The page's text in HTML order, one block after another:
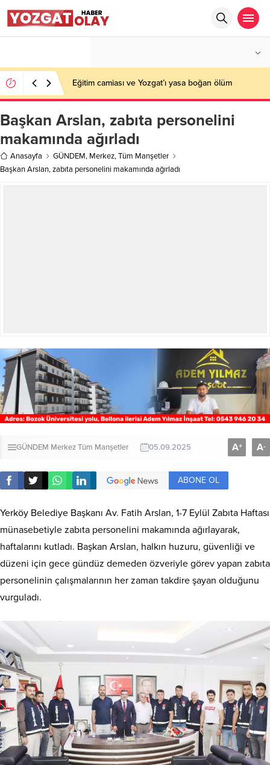
Eğitim camiası ve Yozgat’ı yasa boğan ölüm
Başkan Arslan, zabıta personelini
makamında ağırladı
Anasayfa GÜNDEM, Merkez,Tüm Manşetler
Başkan Arslan, zabıta personelini makamında ağırladı
GÜNDEM MerkezTüm Manşetler 05.09.2025 A+ A-
ABONE OL
Yerköy Belediye Başkanı Av. Fatih Arslan, 1-7 Eylül Zabıta Haftası
münasebetiyle zabıta personelini makamında ağırlayarak,
haftalarını kutladı. Başkan Arslan, halkın huzuru, güvenliği ve
düzeni için gece gündüz demeden özveriyle görev yapan zabıta
personelinin çalışmalarının her zaman takdire şayan olduğunu
vurguladı.